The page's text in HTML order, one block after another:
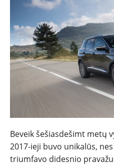
Beveik šešiasdešimt metų
2017-ieji buvo unikalūs,
triumfavo didesnio